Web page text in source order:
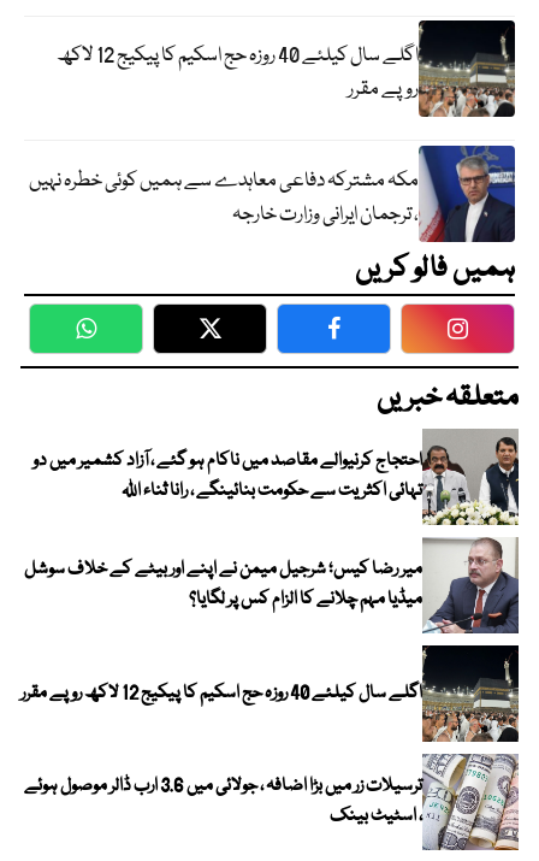
اگلے سال کیلئے 40 روزہ حج اسکیم کا پیکیج 12 لاکھ
روپے مقرر
مکہ مشترکہ دفاعی معاہدے سے ہمیں کوئی خطرہ نہیں
، ترجمان ایرانی وزارت خارجہ
ہمیں فالو کریں
WhatsApp Twitter Facebook
متعلقہ خبریں
احتجاج کرنیوالے مقاصد میں ناکام ہو گئے ، آزاد کشمیر میں دو
تہائی اکثریت سے حکومت بنائینگے ، رانا ثناء اللہ
میر رضا کیس؛ شرجیل میمن نے اپنے اور بیٹے کے خلاف سوشل
میڈیا مہم چلانے کا الزام کس پر لگایا؟
اگلے سال کیلئے 40 روزہ حج اسکیم کا پیکیج 12 لاکھ روپے مقرر
ترسیلات زر میں بڑا اضافہ ، جولائی میں 3.6 ارب ڈالر موصول ہوئے
، اسٹیٹ بینک